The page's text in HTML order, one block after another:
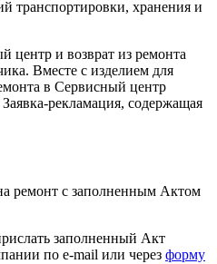
транспортировки, хранения и
центр и возврат из ремонта
Вместе с изделием для
в Сервисный центр
рекламация, содержащая
ремонт с заполненным Актом
заполненный Акт
по e-mail или через форму